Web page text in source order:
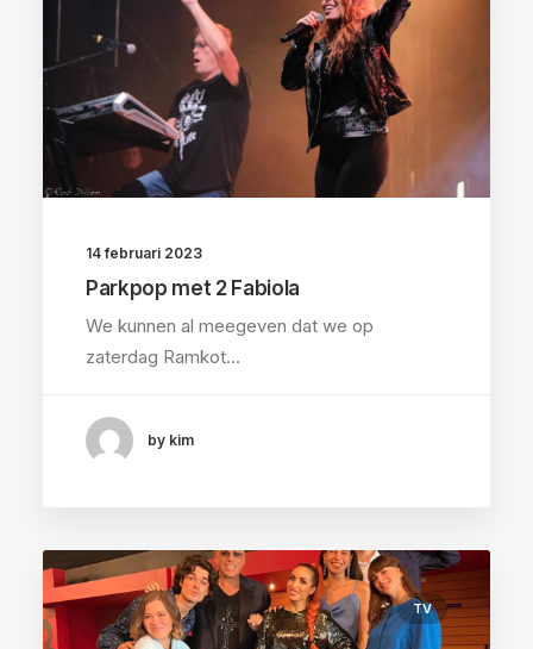
14 februari 2023
Parkpop met 2 Fabiola
We kunnen al meegeven dat we op
zaterdag Ramkot…
by kim
TV